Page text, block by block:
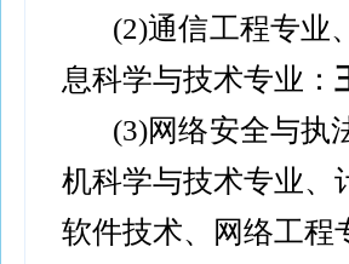
(2)通信工程专业
息科学与技术专业：
(3)网络安全与执
机科学与技术专业、
软件技术、网络工程